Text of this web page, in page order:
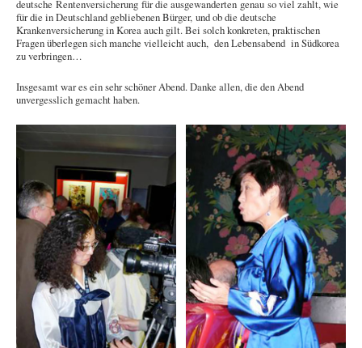
deutsche Rentenversicherung für die ausgewanderten genau so viel zahlt, wie
für die in Deutschland gebliebenen Bürger, und ob die deutsche
Krankenversicherung in Korea auch gilt. Bei solch konkreten, praktischen
Fragen überlegen sich manche vielleicht auch, den Lebensabend in Südkorea
zu verbringen…
Insgesamt war es ein sehr schöner Abend. Danke allen, die den Abend
unvergesslich gemacht haben.